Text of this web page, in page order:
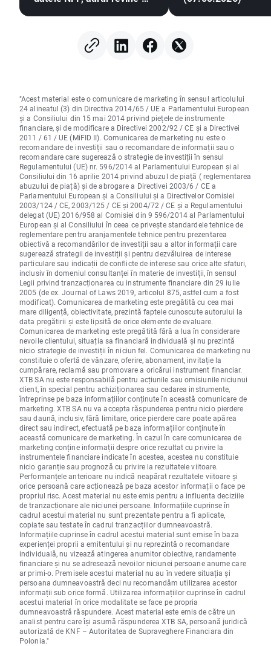
"Acest material este o comunicare de marketing în sensul articolului
24 alineatul (3) din Directiva 2014/65 / UE a Parlamentului European
și a Consiliului din 15 mai 2014 privind piețele de instrumente
financiare, și de modificare a Directivei 2002/92 / CE și a Directivei
2011 / 61 / UE (MiFID II). Comunicarea de marketing nu este o
recomandare de investiții sau o recomandare de informații sau o
recomandare care sugerează o strategie de investiții în sensul
Regulamentului (UE) nr. 596/2014 al Parlamentului European și al
Consiliului din 16 aprilie 2014 privind abuzul de piață ( reglementarea
abuzului de piață) și de abrogare a Directivei 2003/6 / CE a
Parlamentului European și a Consiliului și a Directivelor Comisiei
2003/124 / CE, 2003/125 / CE și 2004/72 / CE și a Regulamentului
delegat (UE) 2016/958 al Comisiei din 9 596/2014 al Parlamentului
European și al Consiliului în ceea ce privește standardele tehnice de
reglementare pentru aranjamentele tehnice pentru prezentarea
obiectivă a recomandărilor de investiții sau a altor informații care
sugerează strategii de investiții și pentru dezvăluirea de interese
particulare sau indicații de conflicte de interese sau orice alte sfaturi,
inclusiv în domeniul consultanței în materie de investiții, în sensul
Legii privind tranzacționarea cu instrumente financiare din 29 iulie
2005 (de ex. Journal of Laws 2019, articolul 875, astfel cum a fost
modificat). Comunicarea de marketing este pregătită cu cea mai
mare diligență, obiectivitate, prezintă faptele cunoscute autorului la
data pregătirii și este lipsită de orice elemente de evaluare.
Comunicarea de marketing este pregătită fără a lua în considerare
nevoile clientului, situația sa financiară individuală și nu prezintă
nicio strategie de investiții în niciun fel. Comunicarea de marketing nu
constituie o ofertă de vânzare, oferire, abonament, invitație la
cumpărare, reclamă sau promovare a oricărui instrument financiar.
XTB SA nu este responsabilă pentru acțiunile sau omisiunile niciunui
client, în special pentru achiziționarea sau cedarea instrumente,
întreprinse pe baza informațiilor conținute în această comunicare de
marketing. XTB SA nu va accepta răspunderea pentru nicio pierdere
sau daună, inclusiv, fără limitare, orice pierdere care poate apărea
direct sau indirect, efectuată pe baza informațiilor conținute în
această comunicare de marketing. În cazul în care comunicarea de
marketing conține informații despre orice rezultat cu privire la
instrumentele financiare indicate în acestea, acestea nu constituie
nicio garanție sau prognoză cu privire la rezultatele viitoare.
Performanțele anterioare nu indică neapărat rezultatele viitoare și
orice persoană care acționează pe baza acestor informații o face pe
propriul risc. Acest material nu este emis pentru a influenta deciziile
de tranzacționare ale niciunei persoane. Informațiile cuprinse în
cadrul acestui material nu sunt prezentate pentru a fi aplicate,
copiate sau testate în cadrul tranzacțiilor dumneavoastră.
Informațiile cuprinse în cadrul acestui material sunt emise în baza
experienței proprii a emitentului și nu reprezintă o recomandare
individuală, nu vizează atingerea anumitor obiective, randamente
financiare și nu se adresează nevoilor niciunei persoane anume care
ar primi-o. Premisele acestui material nu au în vedere situația și
persoana dumneavoastră deci nu recomandăm utilizarea acestor
informații sub orice formă. Utilizarea informațiilor cuprinse în cadrul
acestui material în orice modalitate se face pe propria
dumneavoastră răspundere. Acest material este emis de către un
analist pentru care își asumă răspunderea XTB SA, persoană juridică
autorizată de KNF – Autoritatea de Supraveghere Financiara din
Polonia."